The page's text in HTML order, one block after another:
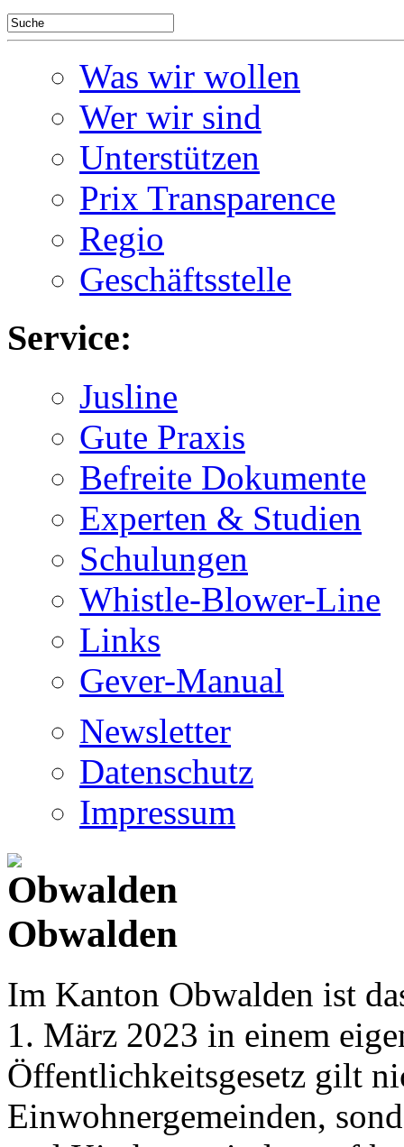
Was wir wollen
Wer wir sind
Unterstützen
Prix Transparence
Regio
Geschäftsstelle
Service:
Jusline
Gute Praxis
Befreite Dokumente
Experten & Studien
Schulungen
Whistle-Blower-Line
Links
Gever-Manual
Newsletter
Datenschutz
Impressum
Obwalden
Im Kanton Obwalden ist
1. März 2023 in einem
Öffentlichkeitsgesetz gilt
Einwohnergemeinden,